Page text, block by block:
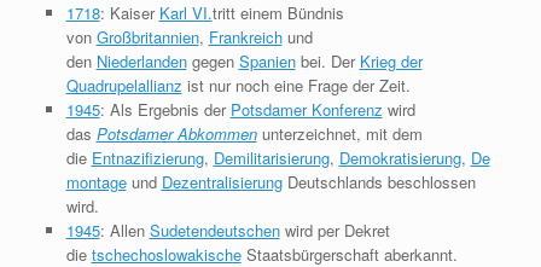
1718: Kaiser Karl VI.tritt einem Bündnis
von Großbritannien, Frankreichund
den Niederlandengegen Spanienbei. Der Krieg der
Quadrupelallianz ist nur noch eine Frage der Zeit.
1945: Als Ergebnis der Potsdamer Konferenz wird
das Potsdamer Abkommen unterzeichnet, mit dem
die Entnazifizierung, Demilitarisierung, Demokratisierung, De
montageund DezentralisierungDeutschlands beschlossen
wird.
1945: Allen Sudetendeutschenwird per Dekret
die tschechoslowakischeStaatsbürgerschaft aberkannt.